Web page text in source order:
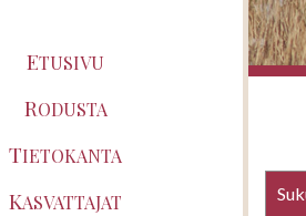
ETUSIVU
RODUSTA
TIETOKANTA
KASVATTAJAT